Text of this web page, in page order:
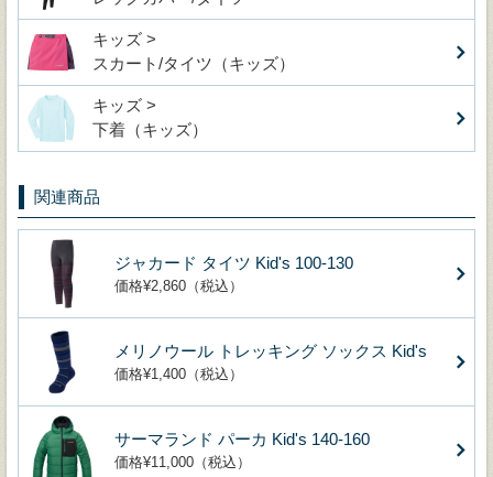
キッズ >
スカート/タイツ（キッズ）
キッズ >
下着（キッズ）
関連商品
ジャカード タイツ Kid's 100-130
価格¥2,860（税込）
メリノウール トレッキング ソックス Kid's
価格¥1,400（税込）
サーマランド パーカ Kid's 140-160
価格¥11,000（税込）